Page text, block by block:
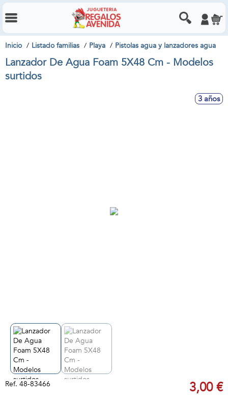
Inicio Listado familias Playa Pistolas agua y lanzadores agua
Lanzador De Agua Foam 5X48 Cm - Modelos
surtidos
3 años
Ref. 48-83466 3,00 €